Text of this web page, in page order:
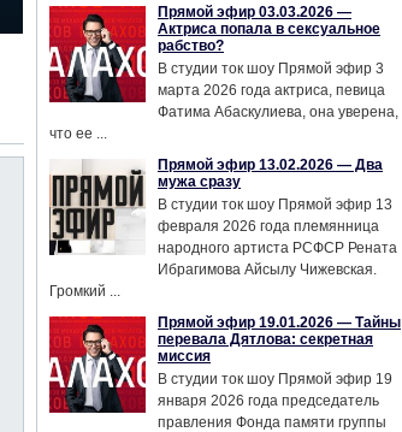
Прямой эфир 03.03.2026 —
Актриса попала в сексуальное
рабство?
В студии ток шоу Прямой эфир 3
марта 2026 года актриса, певица
Фатима Абаскулиева, она уверена,
что ее ...
Прямой эфир 13.02.2026 — Два
мужа сразу
В студии ток шоу Прямой эфир 13
февраля 2026 года племянница
народного артиста РСФСР Рената
Ибрагимова Айсылу Чижевская.
Громкий ...
Прямой эфир 19.01.2026 — Тайны
перевала Дятлова: секретная
миссия
В студии ток шоу Прямой эфир 19
января 2026 года председатель
правления Фонда памяти группы